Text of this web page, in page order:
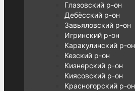
Глазовский р-он
Дебёсский р-он
Завьяловский р-он
Игринский р-он
Каракулинский р-он
Кезский р-он
Кизнерский р-он
Киясовский р-он
Красногорский р-он